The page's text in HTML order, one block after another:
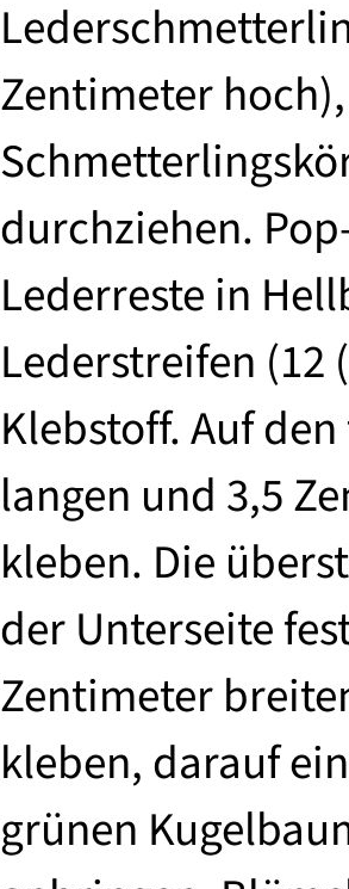
Zentimeter
durchziehen.
Lederreste in
Lederstreifen (12
Klebstoff. Auf
langen und 3,5
kleben. Die
der Unterseite
Zentimeter
kleben, darauf
grünen